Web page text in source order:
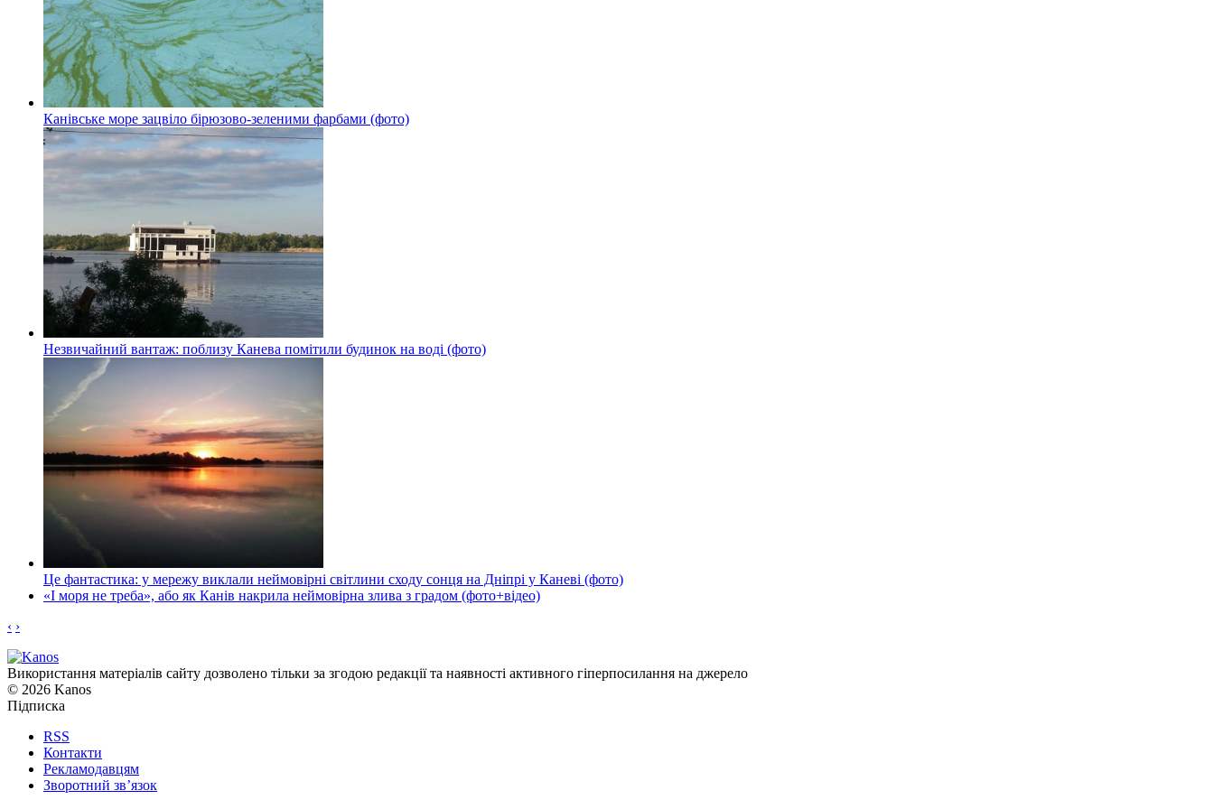
Канівське море зацвіло бірюзово-зеленими фарбами (фото)
Незвичайний вантаж: поблизу Канева помітили будинок на воді (фото)
Це фантастика: у мережу виклали неймовірні світлини сходу сонця на Дніпрі у Каневі (фото)
«І моря не треба», або як Канів накрила неймовірна злива з градом (фото+відео)
‹ ›
Використання матеріалів сайту дозволено тільки за згодою редакції та наявності активного гіперпосилання на джерело
© 2026 Kanos
Підписка
RSS
Контакти
Рекламодавцям
Зворотний зв’язок